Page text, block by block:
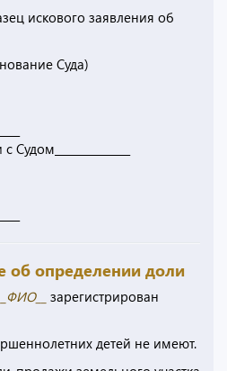
искового заявления об
Суда)
об определении доли
__ФИО__ зарегистрирован
детей не имеют.